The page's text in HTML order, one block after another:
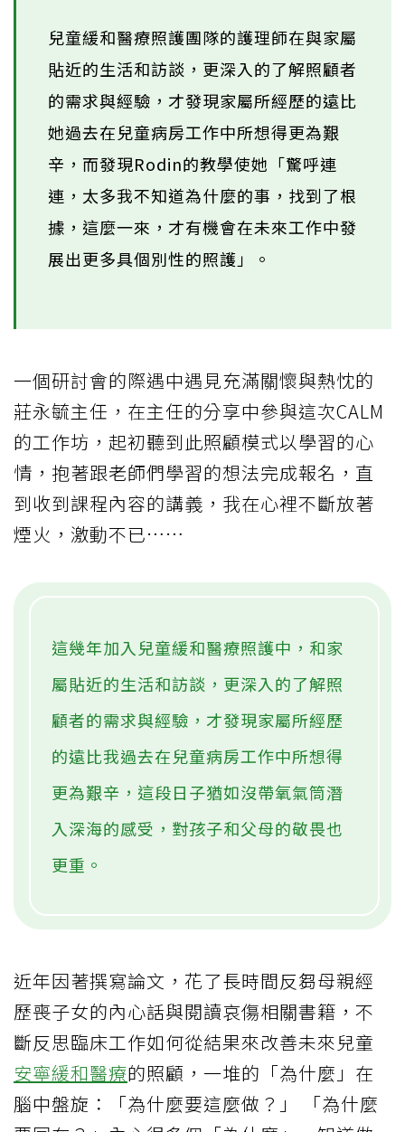
兒童緩和醫療照護團隊的護理師在與家屬
貼近的生活和訪談，更深入的了解照顧者
的需求與經驗，才發現家屬所經歷的遠比
她過去在兒童病房工作中所想得更為艱
辛，而發現Rodin的教學使她「驚呼連
連，太多我不知道為什麼的事，找到了根
據，這麼一來，才有機會在未來工作中發
展出更多具個別性的照護」。
一個研討會的際遇中遇見充滿關懷與熱忱的
莊永毓主任，在主任的分享中參與這次CALM
的工作坊，起初聽到此照顧模式以學習的心
情，抱著跟老師們學習的想法完成報名，直
到收到課程內容的講義，我在心裡不斷放著
煙火，激動不已……
這幾年加入兒童緩和醫療照護中，和家
屬貼近的生活和訪談，更深入的了解照
顧者的需求與經驗，才發現家屬所經歷
的遠比我過去在兒童病房工作中所想得
更為艱辛，這段日子猶如沒帶氧氣筒潛
入深海的感受，對孩子和父母的敬畏也
更重。
近年因著撰寫論文，花了長時間反芻母親經
歷喪子女的內心話與閱讀哀傷相關書籍，不
斷反思臨床工作如何從結果來改善未來兒童
安寧緩和醫療的照顧，一堆的「為什麼」在
腦中盤旋：「為什麼要這麼做？」 「為什麼